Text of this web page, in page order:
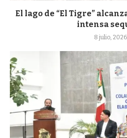
El lago de “El Tigre”
intensa
8 julio, 2026